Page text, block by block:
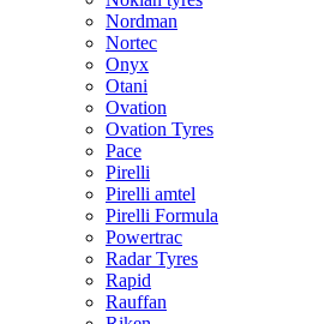
Nordman
Nortec
Onyx
Otani
Ovation
Ovation Tyres
Pace
Pirelli
Pirelli amtel
Pirelli Formula
Powertrac
Radar Tyres
Rapid
Rauffan